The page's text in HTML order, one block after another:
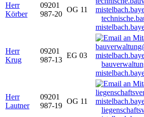
Herr
Körber
09201
987-20
OG 11
Herr
Krug
09201
987-13
EG 03
Herr
Lautner
09201
987-19
OG 11